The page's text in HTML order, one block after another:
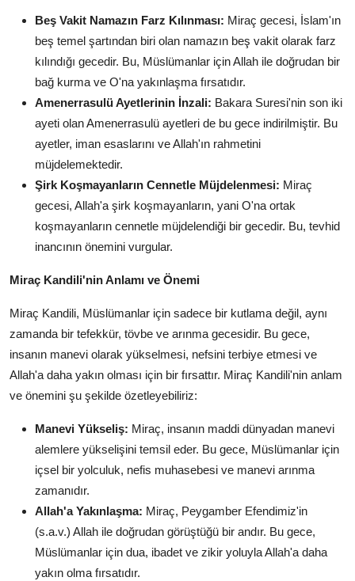
Beş Vakit Namazın Farz Kılınması: Miraç gecesi, İslam'ın
beş temel şartından biri olan namazın beş vakit olarak farz
kılındığı gecedir. Bu, Müslümanlar için Allah ile doğrudan bir
bağ kurma ve O'na yakınlaşma fırsatıdır.
Amenerrasulü Ayetlerinin İnzali: Bakara Suresi'nin son iki
ayeti olan Amenerrasulü ayetleri de bu gece indirilmiştir. Bu
ayetler, iman esaslarını ve Allah'ın rahmetini
müjdelemektedir.
Şirk Koşmayanların Cennetle Müjdelenmesi: Miraç
gecesi, Allah'a şirk koşmayanların, yani O'na ortak
koşmayanların cennetle müjdelendiği bir gecedir. Bu, tevhid
inancının önemini vurgular.
Miraç Kandili'nin Anlamı ve Önemi
Miraç Kandili, Müslümanlar için sadece bir kutlama değil, aynı
zamanda bir tefekkür, tövbe ve arınma gecesidir. Bu gece,
insanın manevi olarak yükselmesi, nefsini terbiye etmesi ve
Allah'a daha yakın olması için bir fırsattır. Miraç Kandili'nin anlam
ve önemini şu şekilde özetleyebiliriz:
Manevi Yükseliş: Miraç, insanın maddi dünyadan manevi
alemlere yükselişini temsil eder. Bu gece, Müslümanlar için
içsel bir yolculuk, nefis muhasebesi ve manevi arınma
zamanıdır.
Allah'a Yakınlaşma: Miraç, Peygamber Efendimiz'in
(s.a.v.) Allah ile doğrudan görüştüğü bir andır. Bu gece,
Müslümanlar için dua, ibadet ve zikir yoluyla Allah'a daha
yakın olma fırsatıdır.